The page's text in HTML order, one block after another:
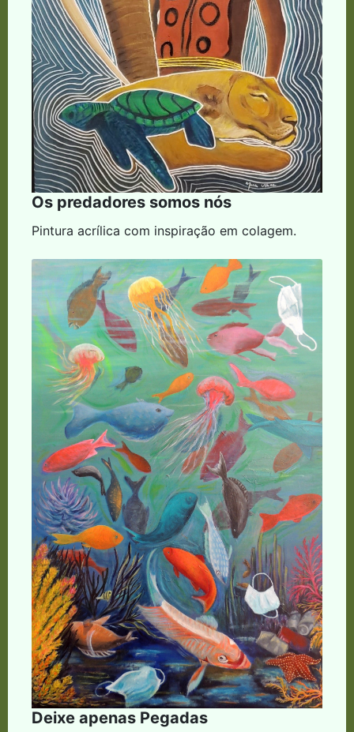
Os predadores somos nós
Pintura acrílica com inspiração em colagem.
Deixe apenas Pegadas